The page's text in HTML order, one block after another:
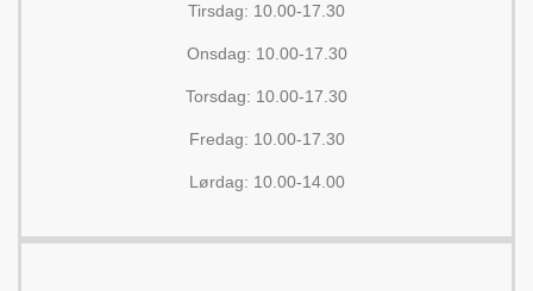
Tirsdag: 10.00-17.30
Onsdag: 10.00-17.30
Torsdag: 10.00-17.30
Fredag: 10.00-17.30
Lørdag: 10.00-14.00